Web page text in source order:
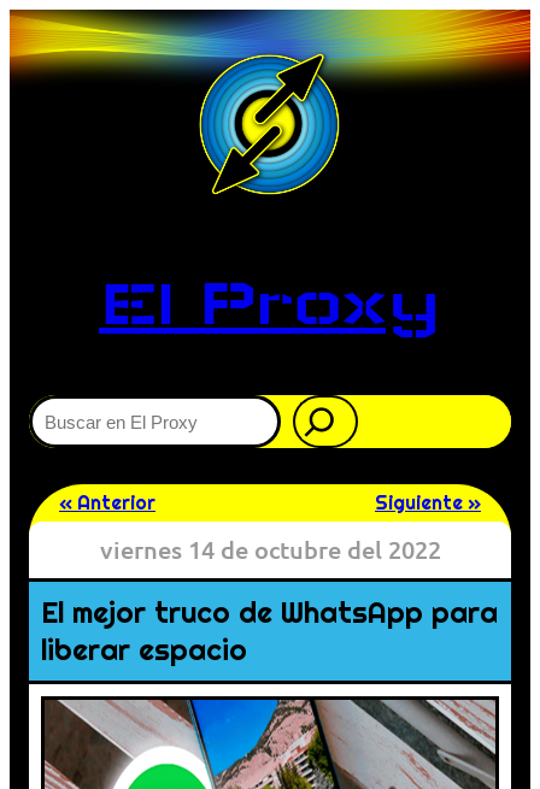
El Proxy
Buscar
« Anterior Siguiente »
viernes 14 de octubre del 2022
El mejor truco de WhatsApp para
liberar espacio